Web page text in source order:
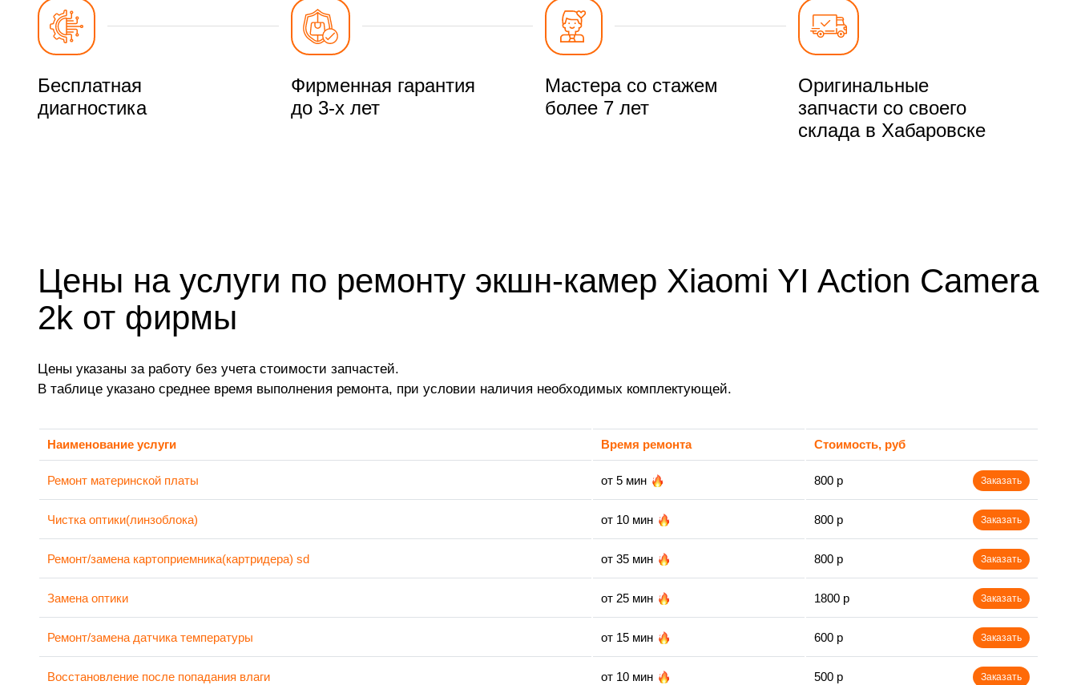
Бесплатная
диагностика
Фирменная гарантия
до 3-х лет
Мастера со стажем
более 7 лет
Оригинальные
запчасти со своего
склада в Хабаровске
Цены на услуги по ремонту экшн-камер Xiaomi YI Action Camera
2k от фирмы
Цены указаны за работу без учета стоимости запчастей.
В таблице указано среднее время выполнения ремонта, при условии наличия необходимых комплектующей.
Наименование услуги Время ремонта Стоимость, руб
Ремонт материнской платы от 5 мин 800 р Заказать
Чистка оптики(линзоблока) от 10 мин 800 р Заказать
Ремонт/замена картоприемника(картридера) sd от 35 мин 800 р Заказать
Замена оптики от 25 мин 1800 р Заказать
Ремонт/замена датчика температуры от 15 мин 600 р Заказать
Восстановление после попадания влаги от 10 мин 500 р Заказать